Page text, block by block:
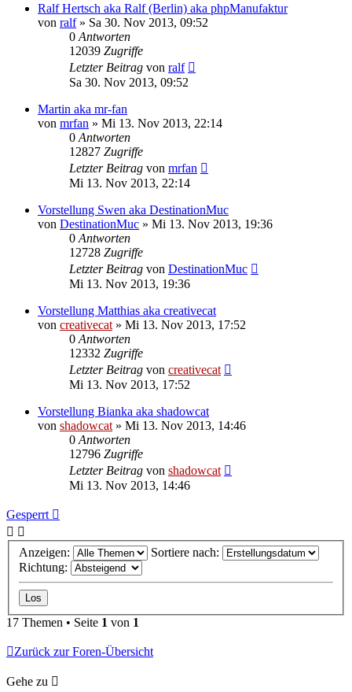
Ralf Hertsch aka Ralf (Berlin) aka phpManufaktur
von ralf» Sa 30. Nov 2013, 09:52
0 Antworten
12039 Zugriffe
Letzter Beitrag von ralf
Sa 30. Nov 2013, 09:52
Martin aka mr-fan
von mrfan » Mi 13. Nov 2013, 22:14
0 Antworten
12827 Zugriffe
Letzter Beitrag von mrfan
Mi 13. Nov 2013, 22:14
Vorstellung Swen aka DestinationMuc
von DestinationMuc » Mi 13. Nov 2013, 19:36
0 Antworten
12728 Zugriffe
Letzter Beitrag von DestinationMuc
Mi 13. Nov 2013, 19:36
Vorstellung Matthias aka creativecat
von creativecat » Mi 13. Nov 2013, 17:52
0 Antworten
12332 Zugriffe
Letzter Beitrag von creativecat
Mi 13. Nov 2013, 17:52
Vorstellung Bianka aka shadowcat
von shadowcat » Mi 13. Nov 2013, 14:46
0 Antworten
12796 Zugriffe
Letzter Beitrag von shadowcat
Mi 13. Nov 2013, 14:46
Gesperrt
Anzeigen:
Sortiere nach:
Richtung:
17 Themen • Seite 1 von 1
Zurück zur Foren-Übersicht
Gehe zu